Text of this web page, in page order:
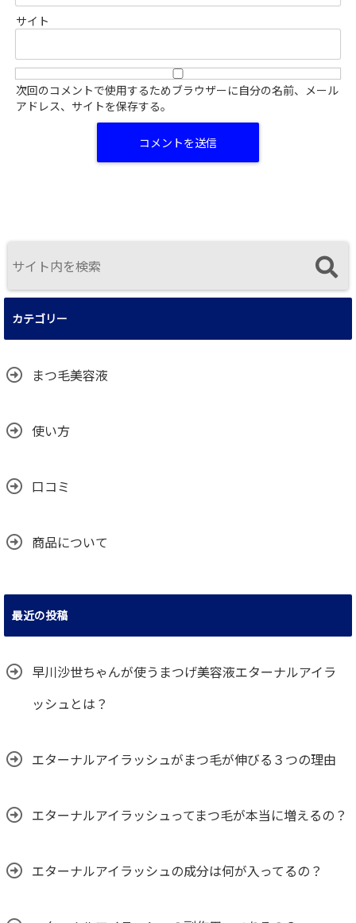
サイト
次回のコメントで使用するためブラウザーに自分の名前、メール
アドレス、サイトを保存する。
カテゴリー
まつ毛美容液
使い方
口コミ
商品について
最近の投稿
早川沙世ちゃんが使うまつげ美容液エターナルアイラ
ッシュとは？
エターナルアイラッシュがまつ毛が伸びる３つの理由
エターナルアイラッシュってまつ毛が本当に増えるの？
エターナルアイラッシュの成分は何が入ってるの？